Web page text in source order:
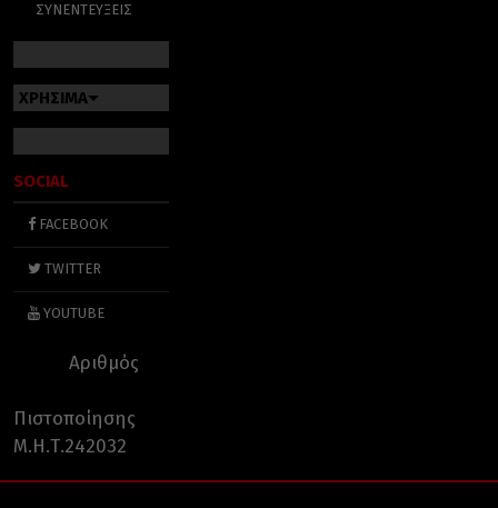
ΣΥΝΕΝΤΕΥΞΕΙΣ
ΧΡΗΣΙΜΑ
SOCIAL
FACEBOOK
TWITTER
YOUTUBE
Αριθμός
Πιστοποίησης
Μ.Η.Τ.242032